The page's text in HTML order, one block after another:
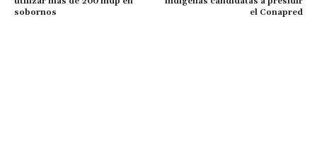
sobornos
el Conapred